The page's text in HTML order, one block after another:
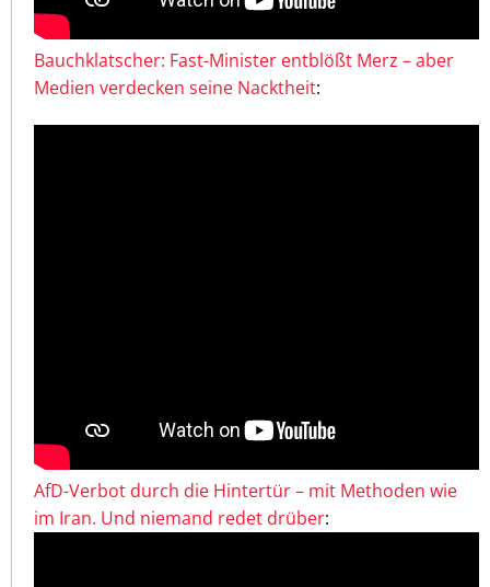
Bauchklatscher: Fast-Minister entblößt Merz – aber
Medien verdecken seine Nacktheit:
AfD-Verbot durch die Hintertür – mit Methoden wie
im Iran. Und niemand redet drüber: